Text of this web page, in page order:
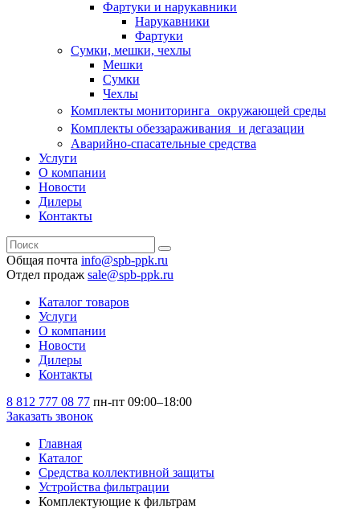
Фартуки и нарукавники
Нарукавники
Фартуки
Сумки, мешки, чехлы
Мешки
Сумки
Чехлы
Комплекты мониторинга окружающей среды
Комплекты обеззараживания и дегазации
Аварийно-спасательные средства
Услуги
О компании
Новости
Дилеры
Контакты
Общая почта info@spb-ppk.ru
Отдел продаж sale@spb-ppk.ru
Каталог товаров
Услуги
О компании
Новости
Дилеры
Контакты
8 812 777 08 77 пн-пт 09:00–18:00
Заказать звонок
Главная
Каталог
Средства коллективной защиты
Устройства фильтрации
Комплектующие к фильтрам